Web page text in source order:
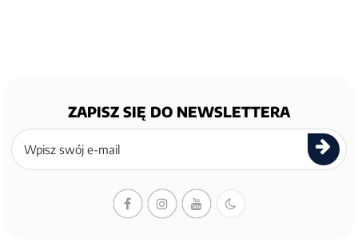
ZAPISZ SIĘ DO NEWSLETTERA
Zapisz
się
newslettera